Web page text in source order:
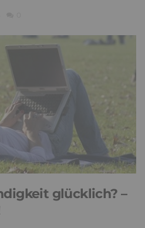
glücklich? –